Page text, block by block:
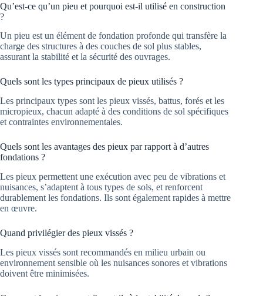
Qu’est-ce qu’un pieu et pourquoi est-il utilisé en construction
?
Un pieu est un élément de fondation profonde qui transfère la
charge des structures à des couches de sol plus stables,
assurant la stabilité et la sécurité des ouvrages.
Quels sont les types principaux de pieux utilisés ?
Les principaux types sont les pieux vissés, battus, forés et les
micropieux, chacun adapté à des conditions de sol spécifiques
et contraintes environnementales.
Quels sont les avantages des pieux par rapport à d’autres
fondations ?
Les pieux permettent une exécution avec peu de vibrations et
nuisances, s’adaptent à tous types de sols, et renforcent
durablement les fondations. Ils sont également rapides à mettre
en œuvre.
Quand privilégier des pieux vissés ?
Les pieux vissés sont recommandés en milieu urbain ou
environnement sensible où les nuisances sonores et vibrations
doivent être minimisées.